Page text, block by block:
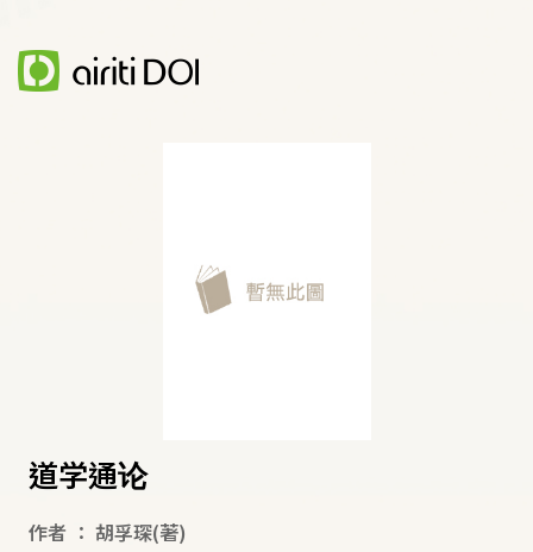
道学通论
作者 ： 胡孚琛(著)